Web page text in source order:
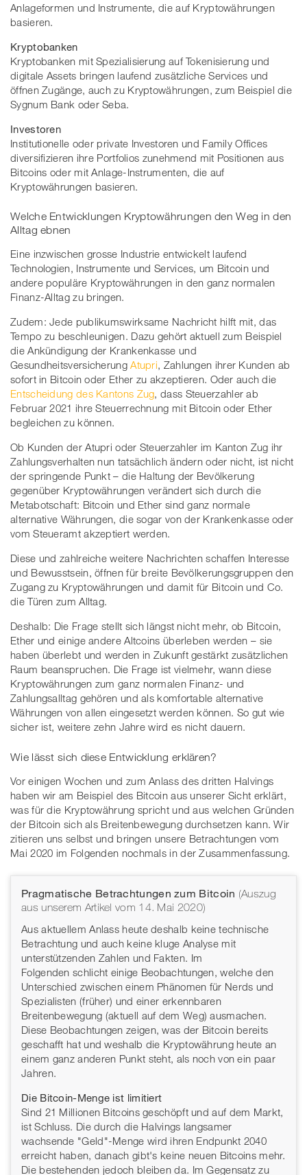
Anlageformen und Instrumente, die auf Kryptowährungen
basieren.
Kryptobanken
Kryptobanken mit Spezialisierung auf Tokenisierung und
digitale Assets bringen laufend zusätzliche Services und
öffnen Zugänge, auch zu Kryptowährungen, zum Beispiel die
Sygnum Bank oder Seba.
Investoren
Institutionelle oder private Investoren und Family Offices
diversifizieren ihre Portfolios zunehmend mit Positionen aus
Bitcoins oder mit Anlage-Instrumenten, die auf
Kryptowährungen basieren.
Welche Entwicklungen Kryptowährungen den Weg in den
Alltag ebnen
Eine inzwischen grosse Industrie entwickelt laufend
Technologien, Instrumente und Services, um Bitcoin und
andere populäre Kryptowährungen in den ganz normalen
Finanz-Alltag zu bringen.
Zudem: Jede publikumswirksame Nachricht hilft mit, das
Tempo zu beschleunigen. Dazu gehört aktuell zum Beispiel
die Ankündigung der Krankenkasse und
GesundheitsversicherungAtupri, Zahlungen ihrer Kunden ab
sofort in Bitcoin oder Ether zu akzeptieren. Oder auch die
Entscheidung des Kantons Zug, dass Steuerzahler ab
Februar 2021 ihre Steuerrechnung mit Bitcoin oder Ether
begleichen zu können.
Ob Kunden der Atupri oder Steuerzahler im Kanton Zug ihr
Zahlungsverhalten nun tatsächlich ändern oder nicht, ist nicht
der springende Punkt – die Haltung der Bevölkerung
gegenüber Kryptowährungen verändert sich durch die
Metabotschaft: Bitcoin und Ether sind ganz normale
alternative Währungen, die sogar von der Krankenkasse oder
vom Steueramt akzeptiert werden.
Diese und zahlreiche weitere Nachrichten schaffen Interesse
und Bewusstsein, öffnen für breite Bevölkerungsgruppen den
Zugang zu Kryptowährungen und damit für Bitcoin und Co.
die Türen zum Alltag.
Deshalb: Die Frage stellt sich längst nicht mehr, ob Bitcoin,
Ether und einige andere Altcoins überleben werden – sie
haben überlebt und werden in Zukunft gestärkt zusätzlichen
Raum beanspruchen. Die Frage ist vielmehr, wann diese
Kryptowährungen zum ganz normalen Finanz- und
Zahlungsalltag gehören und als komfortable alternative
Währungen von allen eingesetzt werden können. So gut wie
sicher ist, weitere zehn Jahre wird es nicht dauern.
Wie lässt sich diese Entwicklung erklären?
Vor einigen Wochen und zum Anlass des dritten Halvings
haben wir am Beispiel des Bitcoin aus unserer Sicht erklärt,
was für die Kryptowährung spricht und aus welchen Gründen
der Bitcoin sich als Breitenbewegung durchsetzen kann. Wir
zitieren uns selbst und bringen unsere Betrachtungen vom
Mai 2020 im Folgenden nochmals in der Zusammenfassung.
Pragmatische Betrachtungen zum Bitcoin (Auszug
aus unserem Artikel vom 14. Mai 2020)
Aus aktuellem Anlass heute deshalb keine technische
Betrachtung und auch keine kluge Analyse mit
unterstützenden Zahlen und Fakten. Im
Folgenden schlicht einige Beobachtungen, welche den
Unterschied zwischen einem Phänomen für Nerds und
Spezialisten (früher) und einer erkennbaren
Breitenbewegung (aktuell auf dem Weg) ausmachen.
Diese Beobachtungen zeigen, was der Bitcoin bereits
geschafft hat und weshalb die Kryptowährung heute an
einem ganz anderen Punkt steht, als noch von ein paar
Jahren.
Die Bitcoin-Menge ist limitiert
Sind 21 Millionen Bitcoins geschöpft und auf dem Markt,
ist Schluss. Die durch die Halvings langsamer
wachsende "Geld"-Menge wird ihren Endpunkt 2040
erreicht haben, danach gibt's keine neuen Bitcoins mehr.
Die bestehenden jedoch bleiben da. Im Gegensatz zu